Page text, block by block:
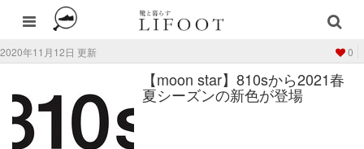
2020年11月12日 更新 0
【moon star】810sから2021春
夏シーズンの新色が登場